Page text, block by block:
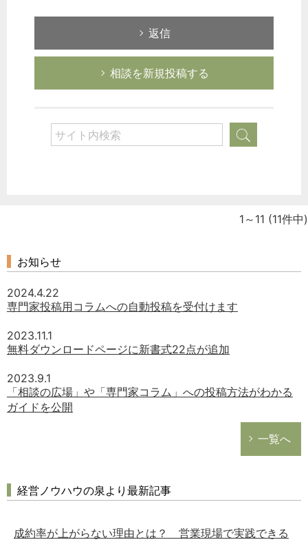
返信
相談を新規投稿する
1～11 (11件中)
お知らせ
2024.4.22
専門家投稿用コラムへの自動投稿を受付けます
2023.11.1
無料ダウンロードページに新書式22点が追加
2023.9.1
「相談の広場」や「専門家コラム」への投稿方法がわかる
ガイドを公開
一覧へ
経営ノウハウの泉より最新記事
成約率が上がらない理由とは？ 営業現場で実践できる